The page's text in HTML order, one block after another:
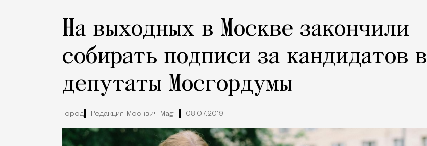
На выходных в Москве закончили
собирать подписи за кандидатов в
депутаты Мосгордумы
Город Редакция Москвич Mag 08.07.2019